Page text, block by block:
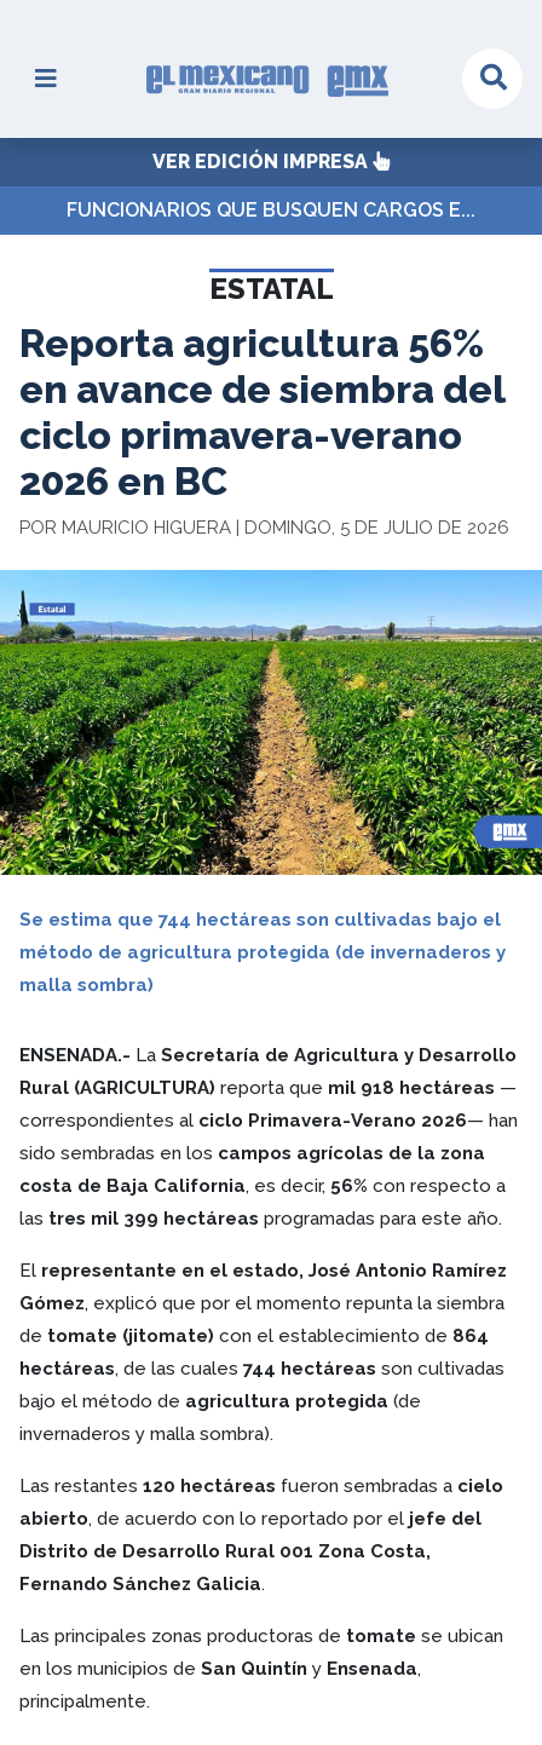
VER EDICIÓN IMPRESA
FUNCIONARIOS QUE BUSQUEN CARGOS E...
ESTATAL
Reporta agricultura 56%
en avance de siembra del
ciclo primavera-verano
2026 en BC
POR MAURICIO HIGUERA | DOMINGO, 5 DE JULIO DE 2026
Se estima que 744 hectáreas son cultivadas bajo el
método de agricultura protegida (de invernaderos y
malla sombra)
ENSENADA.- La Secretaría de Agricultura y Desarrollo
Rural (AGRICULTURA) reporta que mil 918 hectáreas —
correspondientes al ciclo Primavera-Verano 2026— han
sido sembradas en los campos agrícolas de la zona
costa de Baja California, es decir, 56% con respecto a
las tres mil 399 hectáreas programadas para este año.
El representante en el estado, José Antonio Ramírez
Gómez, explicó que por el momento repunta la siembra
de tomate (jitomate) con el establecimiento de 864
hectáreas, de las cuales 744 hectáreas son cultivadas
bajo el método de agricultura protegida (de
invernaderos y malla sombra).
Las restantes 120 hectáreas fueron sembradas a cielo
abierto, de acuerdo con lo reportado por el jefe del
Distrito de Desarrollo Rural 001 Zona Costa,
Fernando Sánchez Galicia.
Las principales zonas productoras de tomate se ubican
en los municipios de San Quintín y Ensenada,
principalmente.